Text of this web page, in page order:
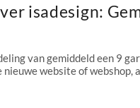
isadesign:
van gemiddeld een 9
website of webshop,